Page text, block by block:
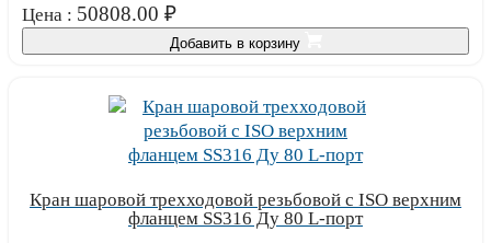
Цена : 50808.00 ₽
Добавить в корзину
Кран шаровой трехходовой резьбовой с ISO верхним
фланцем SS316 Ду 80 L-порт